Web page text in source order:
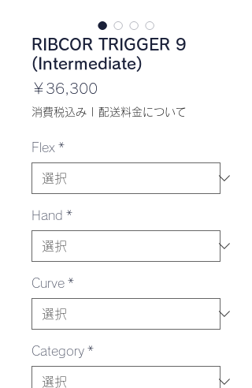
RIBCOR TRIGGER 9
(Intermediate)
￥36,300
格
消費税込み 配送料金について
Flex *
Hand *
Curve *
Category *